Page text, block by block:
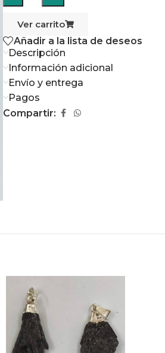
Ver carrito
Añadir a la lista de deseos
Descripción
Información adicional
Envío y entrega
Pagos
Compartir: